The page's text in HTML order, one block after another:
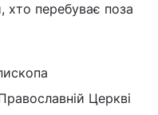
перебуває поза
Церкві